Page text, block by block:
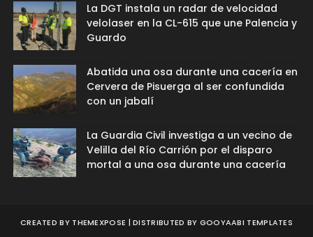
La DGT instala un radar de velocidad
velolaser en la CL-615 que une Palencia y
Guardo
Abatida una osa durante una cacería en
Cervera de Pisuerga al ser confundida
con un jabalí
La Guardia Civil investiga a un vecino de
Velilla del Río Carrión por el disparo
mortal a una osa durante una cacería
CREATED BY THEMEXPOSE | DISTRIBUTED BY GOOYAABI TEMPLATES